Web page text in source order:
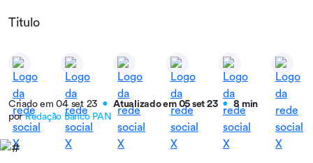
Titulo
Criado em 04 set 23 ● Atualizado em 05 set 23 ●
8 min
porRedação Banco PAN